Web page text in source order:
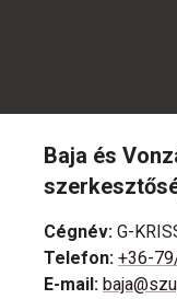
Baja és
Cégnév: G-
Telefon: +36-
E-mail: